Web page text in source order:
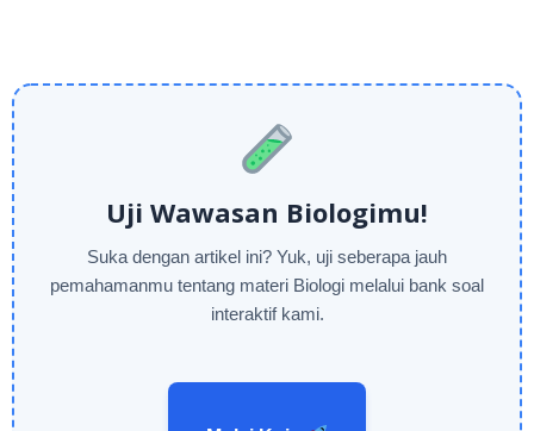
Uji Wawasan Biologimu!
Suka dengan artikel ini? Yuk, uji seberapa jauh
pemahamanmu tentang materi Biologi melalui bank soal
interaktif kami.